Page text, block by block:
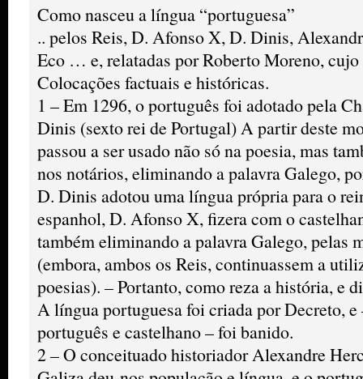
Como nasceu a língua “portuguesa”
.. pelos Reis, D. Afonso X, D. Dinis,
Eco … e, relatadas por Roberto Moreno,
Colocações factuais e históricas.
1 – Em 1296, o português foi adotado pela
Dinis (sexto rei de Portugal) A partir deste
passou a ser usado não só na poesia, mas
nos notários, eliminando a palavra Galego,
D. Dinis adotou uma língua própria para o
espanhol, D. Afonso X, fizera com o
também eliminando a palavra Galego, pelas
(embora, ambos os Reis, continuassem a
poesias). – Portanto, como reza a história, e
A língua portuguesa foi criada por Decreto, e
português e castelhano – foi banido.
2 – O conceituado historiador Alexandre